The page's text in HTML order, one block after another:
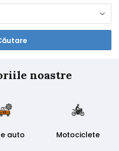
noastre
auto Motociclete